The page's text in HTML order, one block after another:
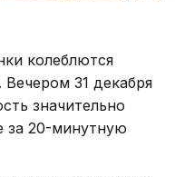
колеблются
Вечером 31 декабря
значительно
за 20-минутную